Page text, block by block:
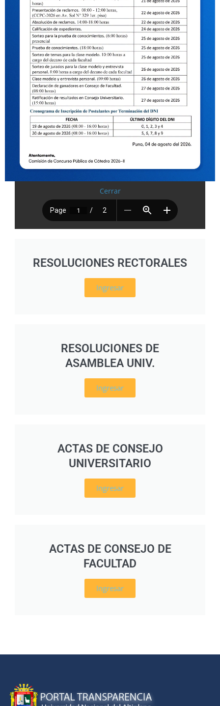
RESOLUCIONES RECTORALES
Ingresar
RESOLUCIONES DE
ASAMBLEA UNIV.
Ingresar
ACTAS DE CONSEJO
UNIVERSITARIO
Ingresar
ACTAS DE CONSEJO DE
FACULTAD
Ingresar
Cerrar